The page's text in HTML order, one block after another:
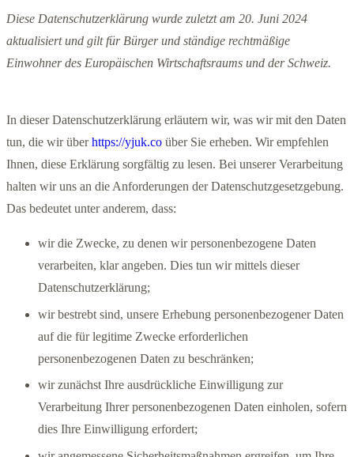
Diese Datenschutzerklärung wurde zuletzt am 20. Juni 2024
aktualisiert und gilt für Bürger und ständige rechtmäßige
Einwohner des Europäischen Wirtschaftsraums und der Schweiz.
In dieser Datenschutzerklärung erläutern wir, was wir mit den Daten
tun, die wir überhttps://yjuk.co über Sie erheben. Wir empfehlen
Ihnen, diese Erklärung sorgfältig zu lesen. Bei unserer Verarbeitung
halten wir uns an die Anforderungen der Datenschutzgesetzgebung.
Das bedeutet unter anderem, dass:
wir die Zwecke, zu denen wir personenbezogene Daten
verarbeiten, klar angeben. Dies tun wir mittels dieser
Datenschutzerklärung;
wir bestrebt sind, unsere Erhebung personenbezogener Daten
auf die für legitime Zwecke erforderlichen
personenbezogenen Daten zu beschränken;
wir zunächst Ihre ausdrückliche Einwilligung zur
Verarbeitung Ihrer personenbezogenen Daten einholen, sofern
dies Ihre Einwilligung erfordert;